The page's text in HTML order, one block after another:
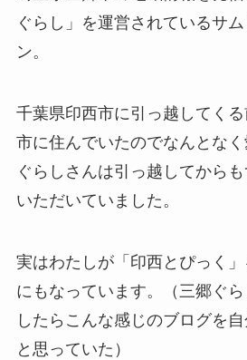
ぐらし」を運営されているサ
ン。
千葉県印西市に引っ越してく
市に住んでいたのでなんとな
ぐらしさんは引っ越してから
いただいていました。
実はわたしが「印西とぴっく
にもなっています。（三郷ぐ
したらこんな感じのブログを
と思っていた）